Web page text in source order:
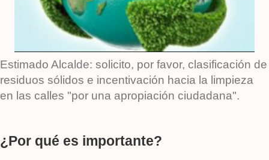
Estimado Alcalde: solicito, por favor, clasificación de
residuos sólidos e incentivación hacia la limpieza
en las calles "por una apropiación ciudadana".
¿Por qué es importante?